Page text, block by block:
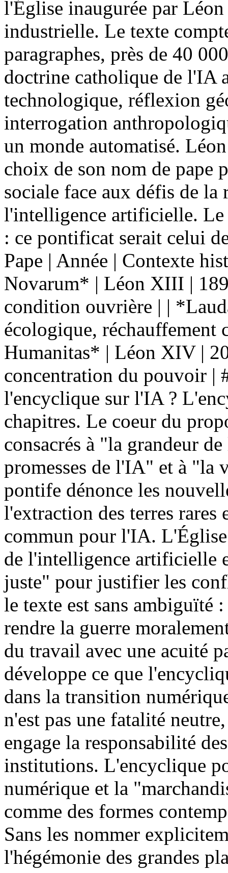
l'Église inaugurée par
industrielle. Le texte
paragraphes, près de 40
doctrine catholique de l'IA
technologique, réflexion
interrogation
un monde automatisé.
choix de son nom de pape
sociale face aux défis de
l'intelligence artificielle. Le
: ce pontificat serait celui
Pape | Année | Contexte
Novarum* | Léon XIII |
condition ouvrière | |
écologique,
Humanitas* | Léon XIV |
concentration du pouvoir |
l'encyclique sur l'IA ?
chapitres. Le coeur du
consacrés à "la grandeur
promesses de l'IA" et à "la
pontife dénonce les
l'extraction des terres rares
commun pour l'IA.
de l'intelligence artificielle
juste" pour justifier les
le texte est sans ambiguïté
rendre la guerre
du travail avec une acuité
développe ce que
dans la transition
n'est pas une fatalité
engage la responsabilité
institutions. L'encyclique
numérique et la
comme des formes
Sans les nommer
l'hégémonie des grandes